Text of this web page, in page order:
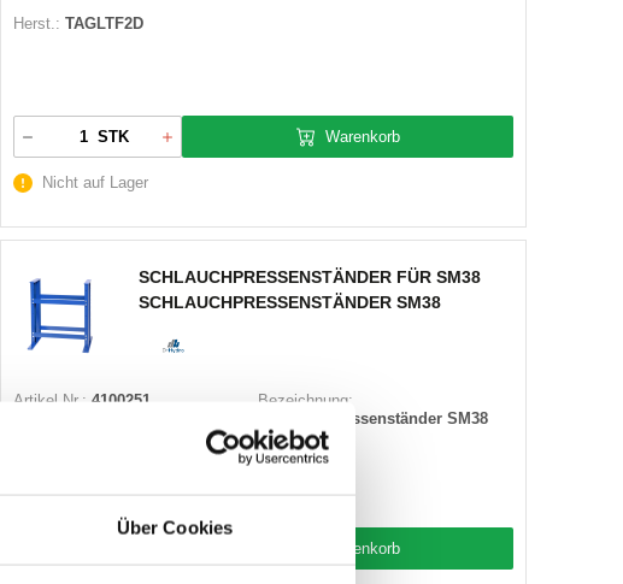
Über Cookies
Herst.: TAGLTF2D
STK Warenkorb
Nicht auf Lager
SCHLAUCHPRESSENSTÄNDER FÜR SM38
SCHLAUCHPRESSENSTÄNDER SM38
Artikel Nr.: 4100251
Bezeichnung:
Schlauchpressenständer SM38
Warenkorb